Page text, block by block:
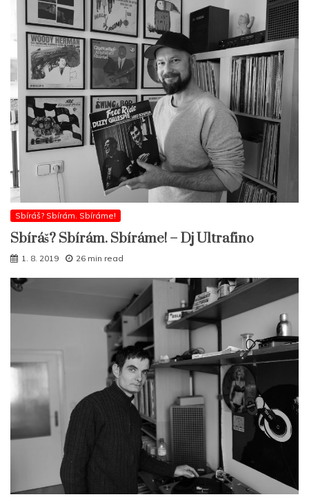
Sbíráš? Sbírám. Sbíráme!
Sbíráš? Sbírám. Sbíráme! – Dj Ultrafino
1. 8. 2019 26 min read